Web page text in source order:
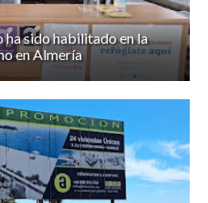
sido habilitado en la
en Almería